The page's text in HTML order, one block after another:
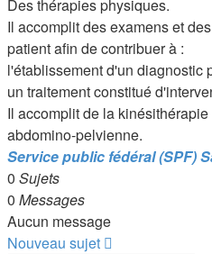
Des thérapies physiques.
Il accomplit des examens et
patient afin de contribuer à :
l'établissement d'un diagnostic
un traitement constitué
Il accomplit de la
abdomino-pelvienne.
Service public fédéral (SPF)
0 Sujets
0 Messages
Aucun message
Nouveau sujet